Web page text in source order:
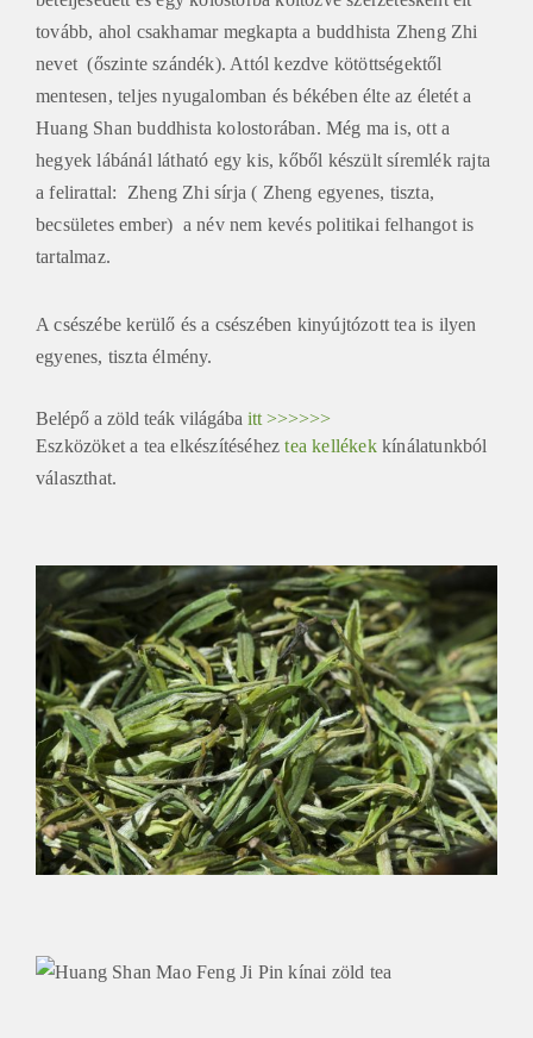
tovább, ahol csakhamar megkapta a buddhista Zheng Zhi
nevet (őszinte szándék). Attól kezdve kötöttségektől
mentesen, teljes nyugalomban és békében élte az életét a
Huang Shan buddhista kolostorában. Még ma is, ott a
hegyek lábánál látható egy kis, kőből készült síremlék rajta
a felirattal: Zheng Zhi sírja ( Zheng egyenes, tiszta,
becsületes ember) a név nem kevés politikai felhangot is
tartalmaz.
A csészébe kerülő és a csészében kinyújtózott tea is ilyen
egyenes, tiszta élmény.
Belépő a zöld teák világába itt >>>>>>
Eszközöket a tea elkészítéséhez tea kellékek kínálatunkból
választhat.